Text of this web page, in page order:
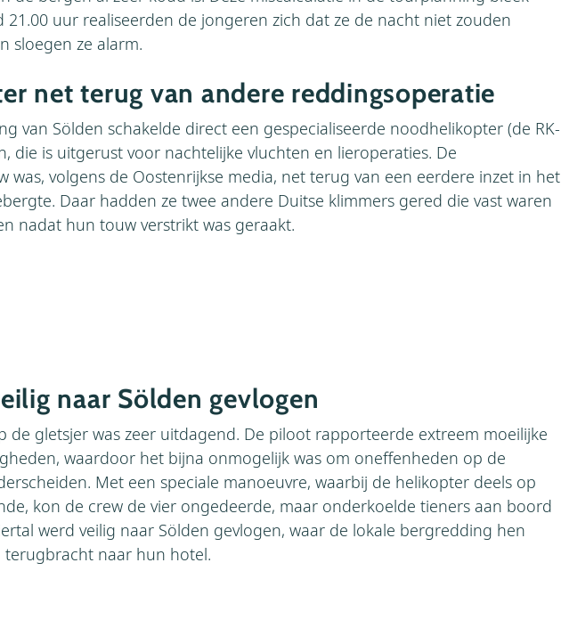
21.00 uur realiseerden de jongeren zich dat ze de nacht niet zouden
sloegen ze alarm.
net terug van andere reddingsoperatie
van Sölden schakelde direct een gespecialiseerde noodhelikopter (de RK-
die is uitgerust voor nachtelijke vluchten en lieroperaties. De
was, volgens de Oostenrijkse media, net terug van een eerdere inzet in het
Daar hadden ze twee andere Duitse klimmers gered die vast waren
nadat hun touw verstrikt was geraakt.
naar Sölden gevlogen
de gletsjer was zeer uitdagend. De piloot rapporteerde extreem moeilijke
waardoor het bijna onmogelijk was om oneffenheden op de
Met een speciale manoeuvre, waarbij de helikopter deels op
kon de crew de vier ongedeerde, maar onderkoelde tieners aan boord
werd veilig naar Sölden gevlogen, waar de lokale bergredding hen
terugbracht naar hun hotel.